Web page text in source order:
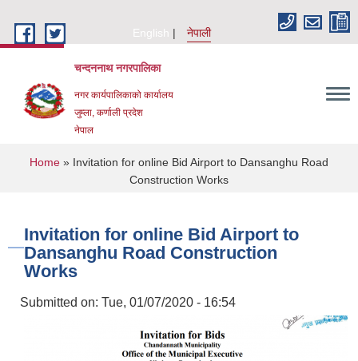
English
नेपाली
चन्दननाथ नगरपालिका
नगर कार्यपालिकाको कार्यालय
जुम्ला, कर्णाली प्रदेश
नेपाल
You are here
Home » Invitation for online Bid Airport to Dansanghu Road
Construction Works
Invitation for online Bid Airport to
Dansanghu Road Construction
Works
Submitted on: Tue, 01/07/2020 - 16:54